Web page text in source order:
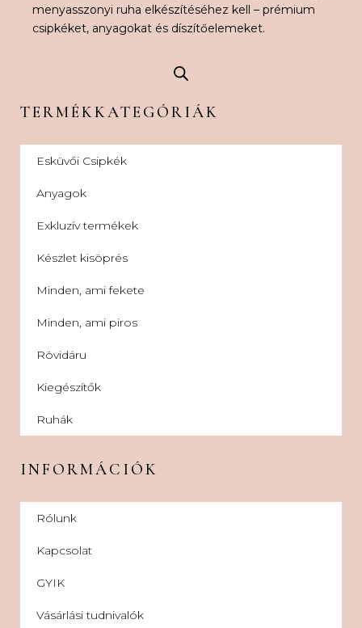
menyasszonyi ruha elkészítéséhez kell – prémium
csipkéket, anyagokat és díszítőelemeket.
TERMÉKKATEGÓRIÁK
Esküvői Csipkék
Anyagok
Exkluzív termékek
Készlet kisöprés
Minden, ami fekete
Minden, ami piros
Rövidáru
Kiegészítők
Ruhák
INFORMÁCIÓK
Rólunk
Kapcsolat
GYIK
Vásárlási tudnivalók